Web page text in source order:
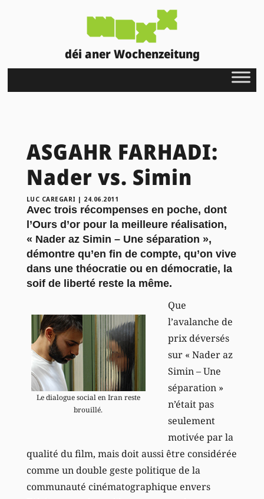
déi aner Wochenzeitung
ASGAHR FARHADI:
Nader vs. Simin
LUC CAREGARI | 24.06.2011
Avec trois récompenses en poche, dont
l’Ours d’or pour la meilleure réalisation,
« Nader az Simin – Une séparation »,
démontre qu’en fin de compte, qu’on vive
dans une théocratie ou en démocratie, la
soif de liberté reste la même.
Le dialogue social en Iran reste
brouillé.
Que
l’avalanche de
prix déversés
sur « Nader az
Simin – Une
séparation »
n’était pas
seulement
motivée par la
qualité du film, mais doit aussi être considérée
comme un double geste politique de la
communauté cinématographique envers